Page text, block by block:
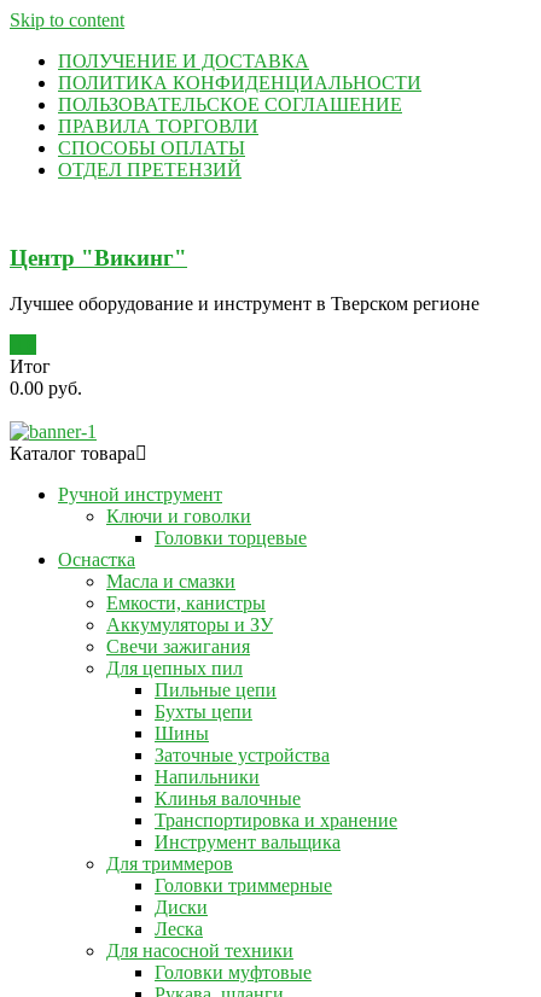
Skip to content
ПОЛУЧЕНИЕ И ДОСТАВКА
ПОЛИТИКА КОНФИДЕНЦИАЛЬНОСТИ
ПОЛЬЗОВАТЕЛЬСКОЕ СОГЛАШЕНИЕ
ПРАВИЛА ТОРГОВЛИ
СПОСОБЫ ОПЛАТЫ
ОТДЕЛ ПРЕТЕНЗИЙ
Центр "Викинг"
Лучшее оборудование и инструмент в Тверском регионе
Итог
0.00 руб.
Каталог товара
Ручной инструмент
Ключи и говолки
Головки торцевые
Оснастка
Масла и смазки
Емкости, канистры
Аккумуляторы и ЗУ
Свечи зажигания
Для цепных пил
Пильные цепи
Бухты цепи
Шины
Заточные устройства
Напильники
Клинья валочные
Транспортировка и хранение
Инструмент вальщика
Для триммеров
Головки триммерные
Диски
Леска
Для насосной техники
Головки муфтовые